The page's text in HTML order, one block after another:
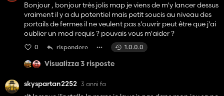
Bonjour , bonjour très jolis map je viens de m'y lancer dessus
vraiment il y a du potentiel mais petit soucis au niveau des
portails de fermes il ne veulent pas s'ouvrir peut être que j'ai
oublier un mod requis ? pouvais vous m'aider ?
0 rispondere 1.0.0.0
Visualizza 3 risposte
skyspartan2252 3 anni fa